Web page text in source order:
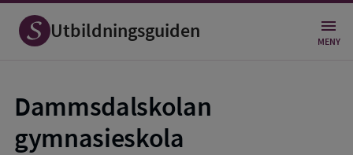
Utbildningsguiden MENY
Dammsdalskolan
gymnasieskola